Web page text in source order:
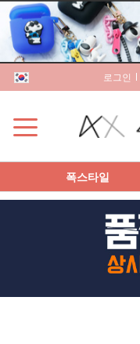
로그인
폭스타일